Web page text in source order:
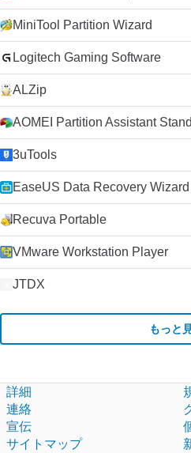
MiniTool Partition Wizard
Logitech Gaming Software
ALZip
AOMEI Partition Assistant
3uTools
EaseUS Data Recovery
Recuva Portable
VMware Workstation Player
JTDX
もっと
詳細
連絡
宣伝
サイトマップ